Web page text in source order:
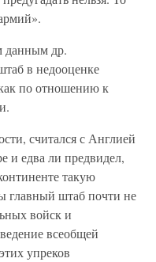
данным др.
в недооценке
по отношению к
считался с Англией
и едва ли предвидел,
такую
главный штаб почти не
войск и
всеобщей
упреков